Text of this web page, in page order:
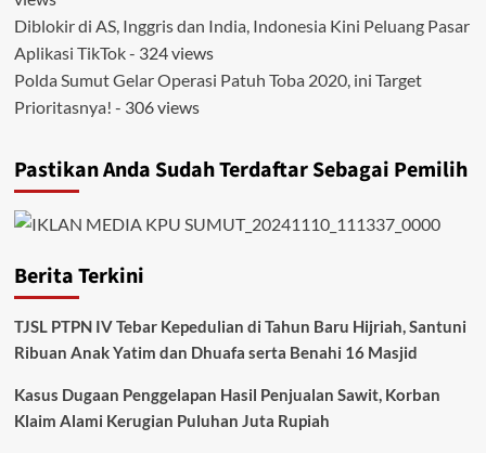
Diblokir di AS, Inggris dan India, Indonesia Kini Peluang Pasar
Aplikasi TikTok- 324 views
Polda Sumut Gelar Operasi Patuh Toba 2020, ini Target
Prioritasnya! - 306 views
Pastikan Anda Sudah Terdaftar Sebagai Pemilih
Berita Terkini
TJSL PTPN IV Tebar Kepedulian di Tahun Baru Hijriah, Santuni
Ribuan Anak Yatim dan Dhuafa serta Benahi 16 Masjid
Kasus Dugaan Penggelapan Hasil Penjualan Sawit, Korban
Klaim Alami Kerugian Puluhan Juta Rupiah